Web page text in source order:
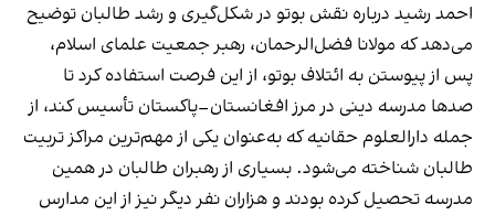
احمد رشید درباره نقش بوتو در شکل‌گیری و رشد طالبان توضیح
می‌دهد که مولانا فضل‌الرحمان، رهبر جمعیت علمای اسلام،
پس از پیوستن به ائتلاف بوتو، از این فرصت استفاده کرد تا
صدها مدرسه دینی در مرز افغانستان–پاکستان تأسیس کند، از
جمله دارالعلوم حقانیه که به‌عنوان یکی از مهم‌ترین مراکز تربیت
طالبان شناخته می‌شود. بسیاری از رهبران طالبان در همین
مدرسه تحصیل کرده بودند و هزاران نفر دیگر نیز از این مدارس